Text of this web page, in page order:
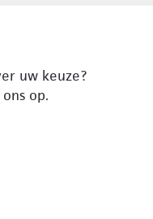
uw keuze?
op.